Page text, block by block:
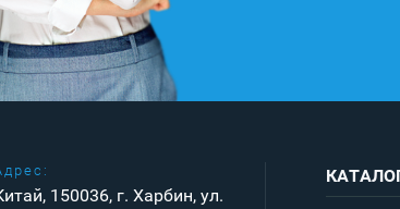
150036, г. Харбин, ул.